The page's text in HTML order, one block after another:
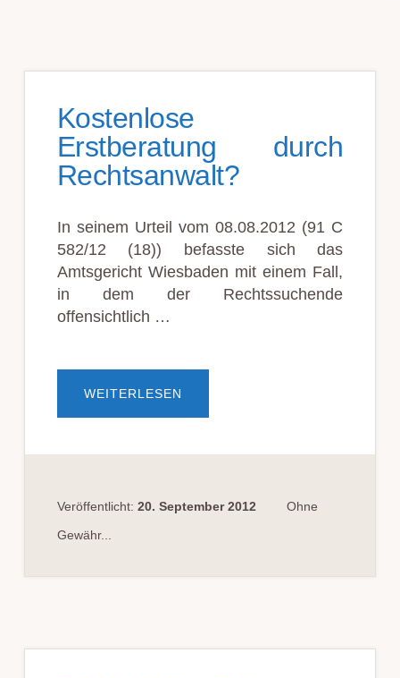
Kostenlose
Erstberatung durch
Rechtsanwalt?
In seinem Urteil vom 08.08.2012 (91 C
582/12 (18)) befasste sich das
Amtsgericht Wiesbaden mit einem Fall,
in dem der Rechtssuchende
offensichtlich …
WEITERLESEN
DURCH
Veröffentlicht: 20. September 2012
Ohne
Gewähr...